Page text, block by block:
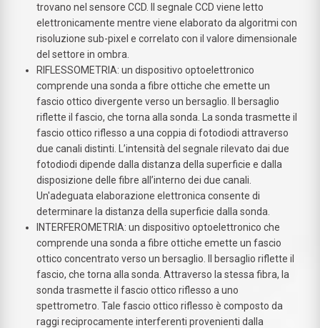
trovano nel sensore CCD. Il segnale CCD viene letto
elettronicamente mentre viene elaborato da algoritmi con
risoluzione sub-pixel e correlato con il valore dimensionale
del settore in ombra.
RIFLESSOMETRIA: un dispositivo optoelettronico
comprende una sonda a fibre ottiche che emette un
fascio ottico divergente verso un bersaglio. Il bersaglio
riflette il fascio, che torna alla sonda. La sonda trasmette il
fascio ottico riflesso a una coppia di fotodiodi attraverso
due canali distinti. L’intensità del segnale rilevato dai due
fotodiodi dipende dalla distanza della superficie e dalla
disposizione delle fibre all’interno dei due canali.
Un'adeguata elaborazione elettronica consente di
determinare la distanza della superficie dalla sonda.
INTERFEROMETRIA: un dispositivo optoelettronico che
comprende una sonda a fibre ottiche emette un fascio
ottico concentrato verso un bersaglio. Il bersaglio riflette il
fascio, che torna alla sonda. Attraverso la stessa fibra, la
sonda trasmette il fascio ottico riflesso a uno
spettrometro. Tale fascio ottico riflesso è composto da
raggi reciprocamente interferenti provenienti dalla